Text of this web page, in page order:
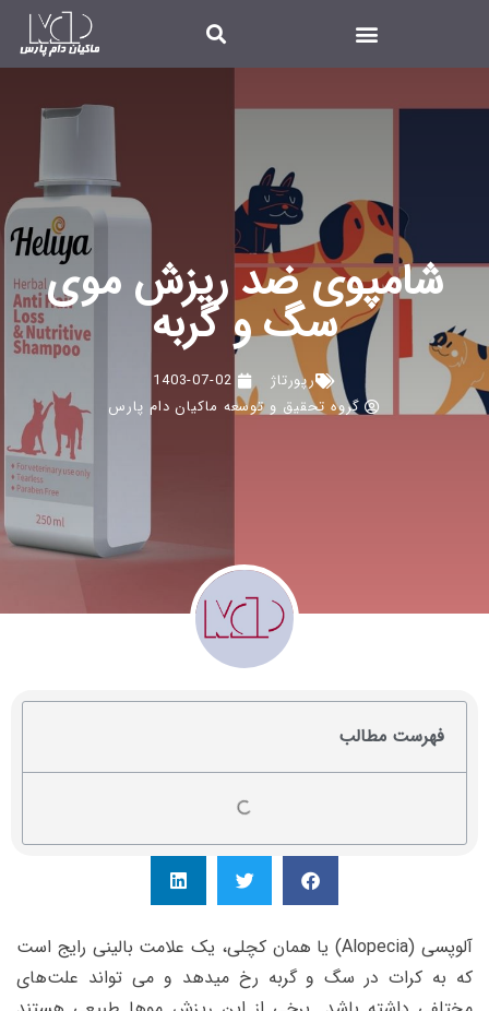
شامپوی ضد ریزش موی
سگ و گربه
رپورتاژ
1403-07-02
گروه تحقیق و توسعه ماکیان دام پارس
فهرست مطالب
آلوپسی (Alopecia)
یا همان کچلی، یک علامت بالینی رایج است
که به کرات در سگ و گربه رخ میدهد و می تواند علت‌های